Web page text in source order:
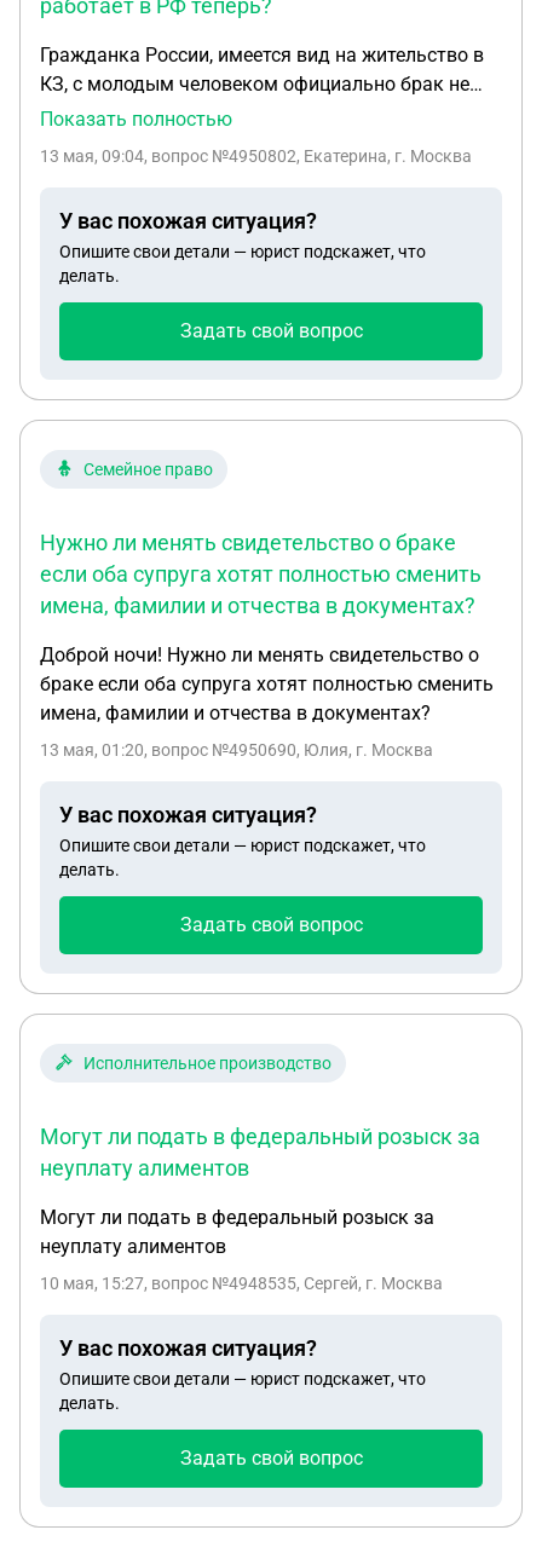
работает в РФ теперь?
Гражданка России, имеется вид на жительство в
КЗ, с молодым человеком официально брак не
заключался, подала на алименты в казахстане,
так как он работает в РФ теперь?
Показать полностью
13 мая, 09:04, вопрос №4950802, Екатерина, г. Москва
У вас похожая ситуация?
Опишите свои детали — юрист подскажет, что
делать.
Задать свой вопрос
Семейное право
Нужно ли менять свидетельство о браке
если оба супруга хотят полностью сменить
имена, фамилии и отчества в документах?
Доброй ночи! Нужно ли менять свидетельство о
браке если оба супруга хотят полностью сменить
имена, фамилии и отчества в документах?
13 мая, 01:20, вопрос №4950690, Юлия, г. Москва
У вас похожая ситуация?
Опишите свои детали — юрист подскажет, что
делать.
Задать свой вопрос
Исполнительное производство
Могут ли подать в федеральный розыск за
неуплату алиментов
Могут ли подать в федеральный розыск за
неуплату алиментов
10 мая, 15:27, вопрос №4948535, Сергей, г. Москва
У вас похожая ситуация?
Опишите свои детали — юрист подскажет, что
делать.
Задать свой вопрос